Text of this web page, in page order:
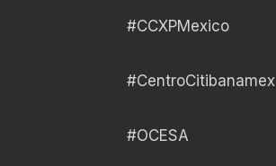
#CCXPMexico
#CentroCitibanamex
#OCESA